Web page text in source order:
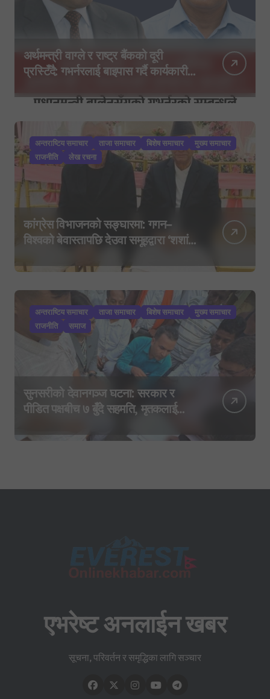
अर्थमन्त्री वाग्ले र राष्ट्र बैंकको दूरी
प्रस्टिँदै: गभर्नरलाई बाइपास गर्दै कार्यकारी
अन्तराष्टिय समाचार ताजा समाचार बिशेष समाचार
मुख्य समाचार
राजनीति
लेख रचना
कांग्रेस विभाजनको सङ्घारमा: गगन–
विश्वको बेवास्तापछि देउवा समूहद्वारा ‘शशांक
यात्राको घोषणा तयारी!
अन्तराष्टिय समाचार ताजा समाचार बिशेष समाचार
मुख्य समाचार
राजनीति
समाज
सुनसरीको देवानगञ्ज घटना: सरकार र
पीडित पक्षबीच ७ बुँदे सहमति, मृतकलाई
एभरेष्ट अनलाईन खबर
सूचना, परिवर्तन र समृद्धिका लागि सञ्चार